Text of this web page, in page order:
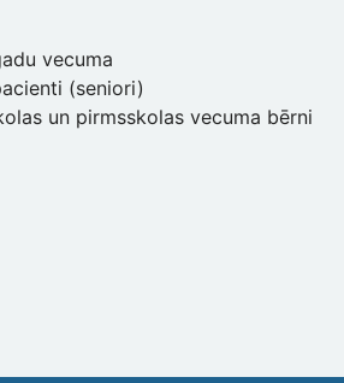
vecuma
(seniori)
un pirmsskolas vecuma bērni